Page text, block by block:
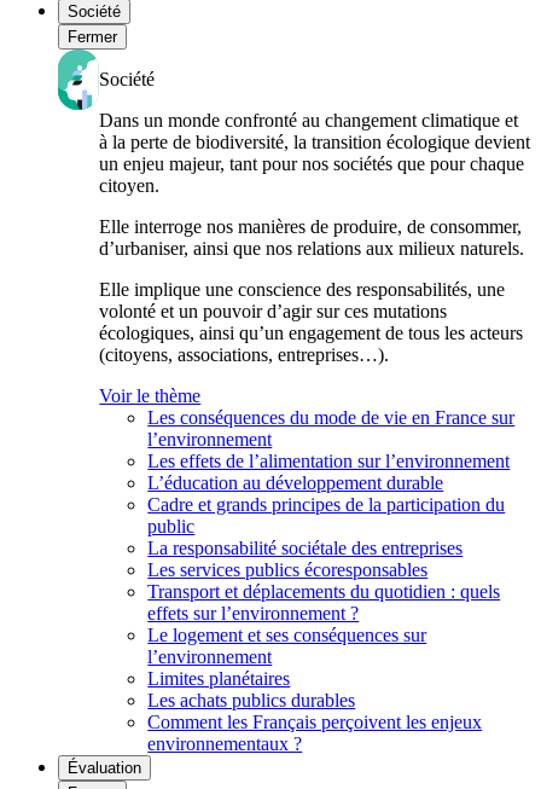
Société
Fermer
Société
Dans un monde confronté au changement climatique et
à la perte de biodiversité, la transition écologique devient
un enjeu majeur, tant pour nos sociétés que pour chaque
citoyen.
Elle interroge nos manières de produire, de consommer,
d’urbaniser, ainsi que nos relations aux milieux naturels.
Elle implique une conscience des responsabilités, une
volonté et un pouvoir d’agir sur ces mutations
écologiques, ainsi qu’un engagement de tous les acteurs
(citoyens, associations, entreprises…).
Voir le thème
Les conséquences du mode de vie en France sur
l’environnement
Les effets de l’alimentation sur l’environnement
L’éducation au développement durable
Cadre et grands principes de la participation du
public
La responsabilité sociétale des entreprises
Les services publics écoresponsables
Transport et déplacements du quotidien : quels
effets sur l’environnement ?
Le logement et ses conséquences sur
l’environnement
Limites planétaires
Les achats publics durables
Comment les Français perçoivent les enjeux
environnementaux ?
Évaluation